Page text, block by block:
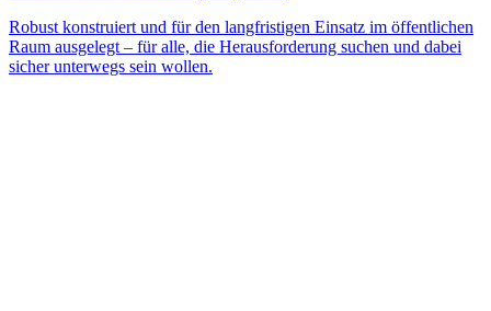
Robust konstruiert und für den langfristigen Einsatz im öffentlichen
Raum ausgelegt – für alle, die Herausforderung suchen und dabei
sicher unterwegs sein wollen.